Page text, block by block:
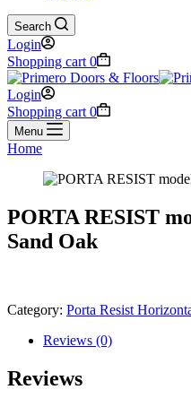
Search
Login
Shopping cart 0
Login
Shopping cart 0
Menu
Home
PORTA RESIST
Sand Oak
Category: Porta Resist
Reviews (0)
Reviews